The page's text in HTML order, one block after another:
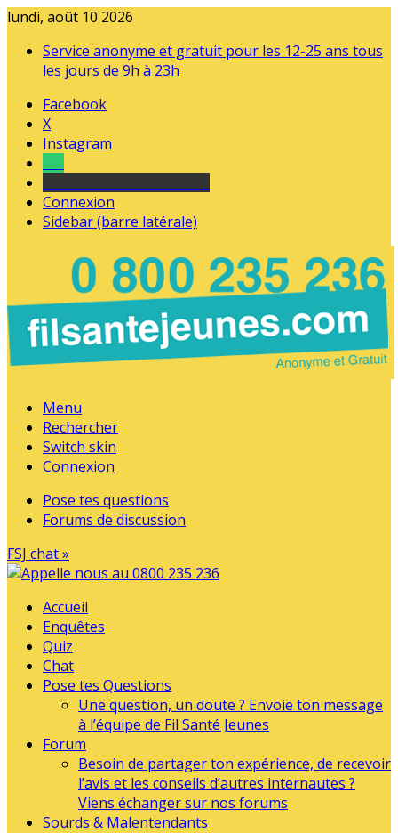
lundi, août 10 2026
Service anonyme et gratuit pour les 12-25 ans tous
les jours de 9h à 23h
Facebook
X
Instagram
Connexion
Sidebar (barre latérale)
Menu
Rechercher
Switch skin
Connexion
Pose tes questions
Forums de discussion
FSJ chat »
Accueil
Enquêtes
Quiz
Chat
Pose tes Questions
Une question, un doute ? Envoie ton message
à l’équipe de Fil Santé Jeunes
Forum
Besoin de partager ton expérience, de recevoir
l’avis et les conseils d’autres internautes ?
Viens échanger sur nos forums
Sourds & Malentendants